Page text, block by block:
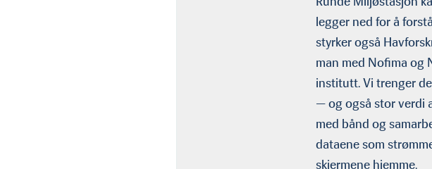
legger ned for å
styrker også
man med Nofima og
institutt. Vi trenger
— og også stor verdi
med bånd og
dataene som
skjermene hjemme.